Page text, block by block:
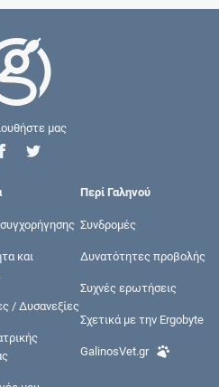
μας
και
/ Δυσανεξίες
Περί Γαληνού
Συνδρομές
Δυνατότητες προβολής
Συχνές ερωτήσεις
Σχετικά με την Ergobyte
GalinosVet.gr